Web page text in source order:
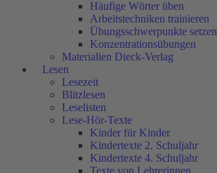
Häufige Wörter üben
Arbeitstechniken trainieren
Übungsschwerpunkte setzen
Konzentrationsübungen
Materialien Dieck-Verlag
Lesen
Lesezeit
Blitzlesen
Leselisten
Lese-Hör-Texte
Kinder für Kinder
Kindertexte 2. Schuljahr
Kindertexte 4. Schuljahr
Texte von Lehrerinnen